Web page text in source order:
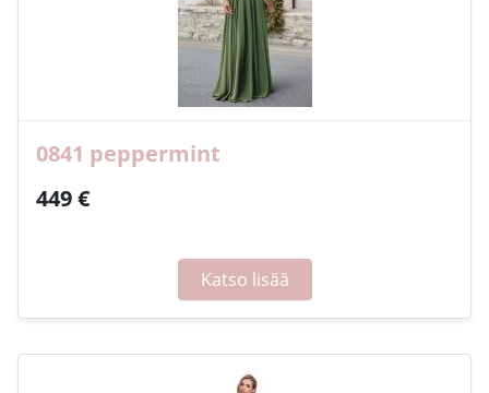
0841 peppermint
449 €
Katso lisää